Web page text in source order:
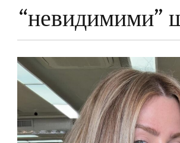
“невидимими”